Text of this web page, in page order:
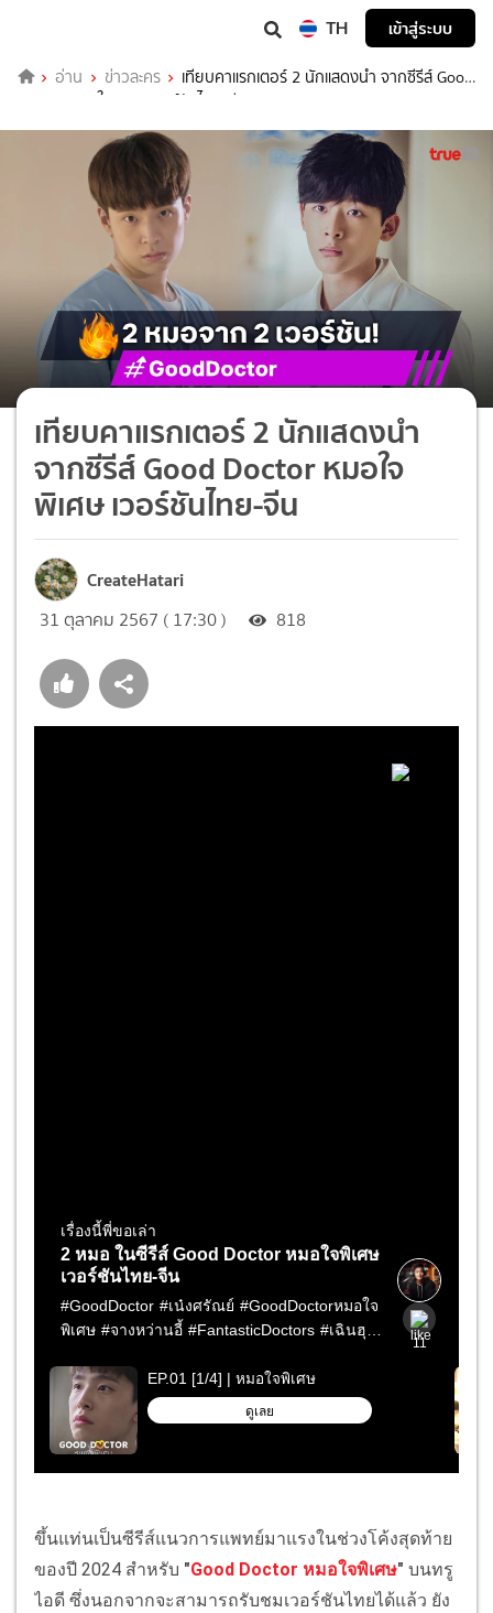
TH เข้าสู่ระบบ
อ่าน ข่าวละคร
เทียบคาแรกเตอร์ 2 นักแสดงนำ จากซีรีส์ Good
Doctor หมอใจพิเศษ เวอร์ชันไทย-จีน
เทียบคาแรกเตอร์ 2 นักแสดงนำ
จากซีรีส์ Good Doctor หมอใจ
พิเศษ เวอร์ชันไทย-จีน
CreateHatari
31 ตุลาคม 2567 ( 17:30 ) 818
ขึ้นแท่นเป็นซีรีส์แนวการแพทย์มาแรงในช่วงโค้งสุดท้าย
ของปี 2024 สำหรับ "Good Doctor หมอใจพิเศษ" บนทรู
ไอดี ซึ่งนอกจากจะสามารถรับชมเวอร์ชันไทยได้แล้ว ยัง